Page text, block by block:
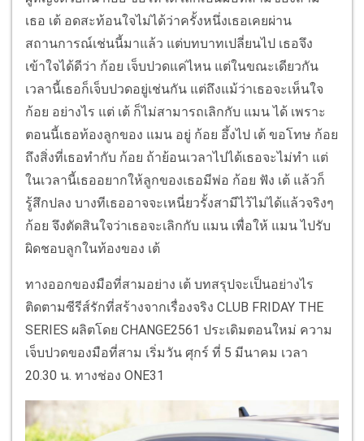
เธอ เต้ อดสะท้อนใจไม่ได้ว่าครั้งหนึ่งเธอเคยผ่าน
สถานการณ์เช่นนี้มาแล้ว แต่บทบาทเปลี่ยนไป เธอจึง
เข้าใจได้ดีว่า ก้อย เจ็บปวดแค่ไหน แต่ในขณะเดียวกัน
เวลานี้เธอก็เจ็บปวดอยู่เช่นกัน แต่ถึงแม้ว่าเธอจะเห็นใจ
ก้อย อย่างไร แต่ เต้ ก็ไม่สามารถเลิกกับ แมน ได้ เพราะ
ตอนนี้เธอท้องลูกของ แมน อยู่ ก้อย อึ้งไป เต้ ขอโทษ ก้อย
ถึงสิ่งที่เธอทำกับ ก้อย ถ้าย้อนเวลาไปได้เธอจะไม่ทำ แต่
ในเวลานี้เธออยากให้ลูกของเธอมีพ่อ ก้อย ฟัง เต้ แล้วก็
รู้สึกปลง บางทีเธออาจจะเหนี่ยวรั้งสามีไว้ไม่ได้แล้วจริงๆ
ก้อย จึงตัดสินใจว่าเธอจะเลิกกับ แมน เพื่อให้ แมน ไปรับ
ผิดชอบลูกในท้องของ เต้
ทางออกของมือที่สามอย่าง เต้ บทสรุปจะเป็นอย่างไร
ติดตามซีรีส์รักที่สร้างจากเรื่องจริง CLUB FRIDAY THE
SERIES ผลิตโดย CHANGE2561 ประเดิมตอนใหม่ ความ
เจ็บปวดของมือที่สาม เริ่มวัน ศุกร์ ที่ 5 มีนาคม เวลา
20.30 น. ทางช่อง ONE31